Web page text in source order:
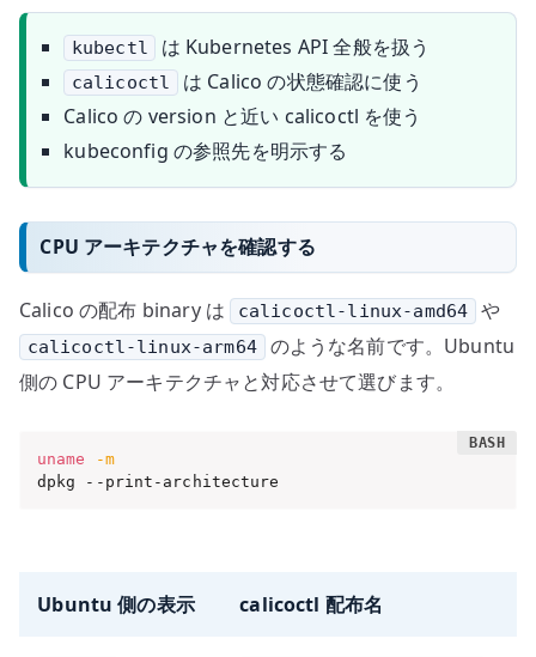
kubectl は Kubernetes API 全般を扱う
calicoctl
は Calico の状態確認に使う
Calico の version と近い calicoctl を使う
kubeconfig の参照先を明示する
CPU アーキテクチャを確認する
Calico の配布 binary は calicoctl-linux-amd64 や
calicoctl-linux-arm64
のような名前です。Ubuntu
側の CPU アーキテクチャと対応させて選びます。
uname
-m
dpkg --print-architecture
Ubuntu 側の表示 calicoctl 配布名